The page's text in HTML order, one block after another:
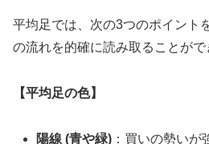
平均足では、次の3つのポイント
の流れを的確に読み取ることがで
【平均足の色】
陽線 (青や緑) ：買いの勢いが